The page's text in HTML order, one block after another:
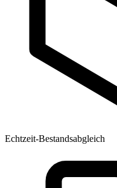
Echtzeit-Bestandsabgleich